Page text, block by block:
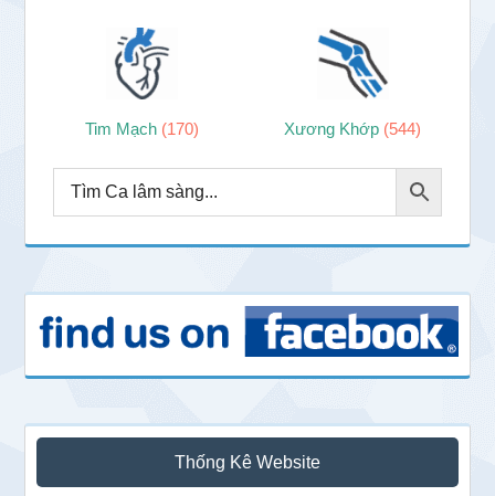
Tim Mạch (170) Xương Khớp (544)
Thống Kê Website